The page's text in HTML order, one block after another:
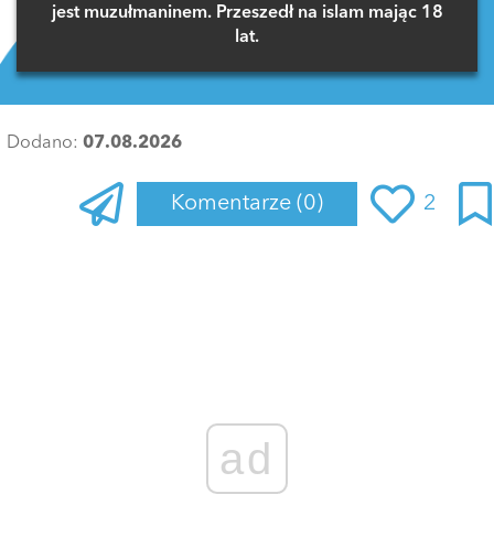
jest muzułmaninem. Przeszedł na islam mając 18
lat.
Dodano: 07.08.2026
Komentarze (0) 2
ad